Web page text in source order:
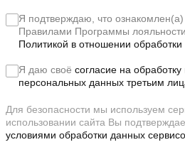
Я подтверждаю, что ознакомлен(а)
Правилами Программы
Политикой в отношении
Я даю своё согласие на обработку
персональных данных третьим
Для безопасности мы используем
использовании сайта Вы
условиями обработки данных